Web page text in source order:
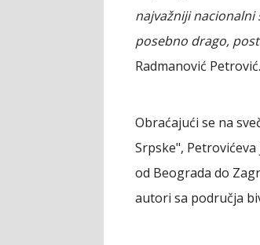
najvažniji nacionalni
posebno drago,
Radmanović Petrović.
Obraćajući se na
Srpske",
od Beograda do
autori sa područja